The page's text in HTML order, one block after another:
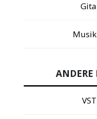
ANDERE